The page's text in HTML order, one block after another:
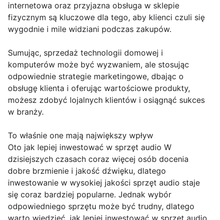
internetowa oraz przyjazna obsługa w sklepie
fizycznym są kluczowe dla tego, aby klienci czuli się
wygodnie i mile widziani podczas zakupów.
Sumując, sprzedaż technologii domowej i
komputerów może być wyzwaniem, ale stosując
odpowiednie strategie marketingowe, dbając o
obsługę klienta i oferując wartościowe produkty,
możesz zdobyć lojalnych klientów i osiągnąć sukces
w branży.
To właśnie one mają największy wpływ
Oto jak lepiej inwestować w sprzęt audio W
dzisiejszych czasach coraz więcej osób docenia
dobre brzmienie i jakość dźwięku, dlatego
inwestowanie w wysokiej jakości sprzęt audio staje
się coraz bardziej popularne. Jednak wybór
odpowiedniego sprzętu może być trudny, dlatego